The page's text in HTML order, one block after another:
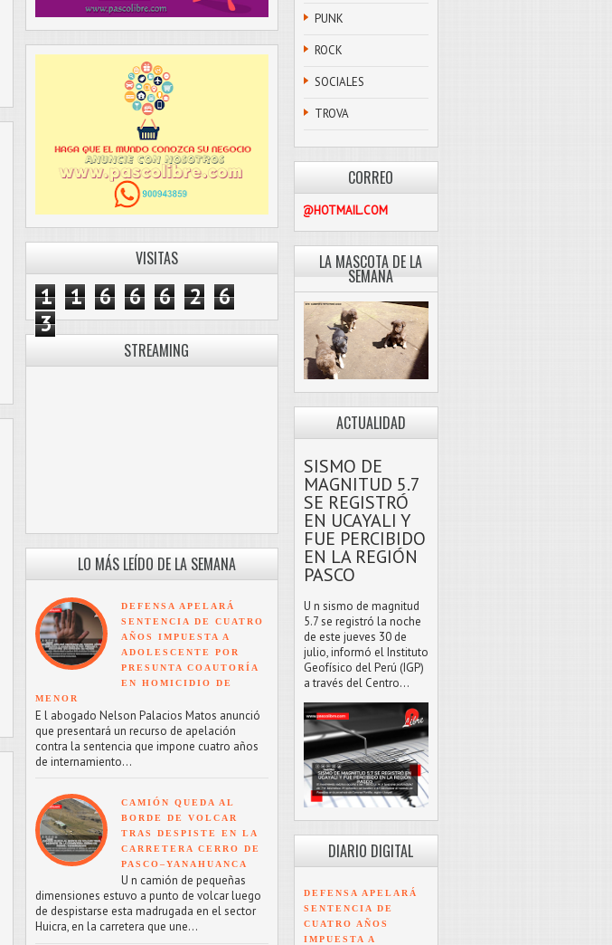
VISITAS
1 1 6 6 6 2
6
3
STREAMING
LO MÁS LEÍDO DE LA SEMANA
DEFENSA APELARÁ
SENTENCIA DE CUATRO
AÑOS IMPUESTA A
ADOLESCENTE POR
PRESUNTA COAUTORÍA
EN HOMICIDIO DE
MENOR
E l abogado Nelson Palacios Matos anunció
que presentará un recurso de apelación
contra la sentencia que impone cuatro años
de internamiento...
CAMIÓN QUEDA AL
BORDE DE VOLCAR
TRAS DESPISTE EN LA
CARRETERA CERRO DE
PASCO–YANAHUANCA
U n camión de pequeñas
dimensiones estuvo a punto de volcar luego
de despistarse esta madrugada en el sector
Huicra, en la carretera que une...
PUNK
ROCK
SOCIALES
TROVA
CORREO
PASCOLIBRE@HOTMAIL.COM
LA MASCOTA DE LA
SEMANA
ACTUALIDAD
SISMO DE
MAGNITUD 5.7
SE REGISTRÓ
EN UCAYALI Y
FUE PERCIBIDO
EN LA REGIÓN
PASCO
U n sismo de magnitud
5.7 se registró la noche
de este jueves 30 de
julio, informó el Instituto
Geofísico del Perú (IGP)
a través del Centro...
DIARIO DIGITAL
DEFENSA APELARÁ
SENTENCIA DE
CUATRO AÑOS
IMPUESTA A